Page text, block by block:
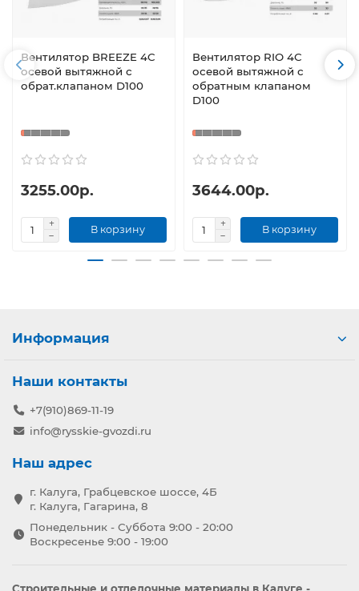
Вентилятор BREEZE 4C
осевой вытяжной с
обрат.клапаном D100
3255.00р.
В корзину
Вентилятор RIO 4С
осевой вытяжной с
обратным клапаном
D100
3644.00р.
В корзину
Информация
Наши контакты
+7(910)869-11-19
info@rysskie-gvozdi.ru
Наш адрес
г. Калуга, Грабцевское шоссе, 4Б
г. Калуга, Гагарина, 8
Понедельник - Суббота 9:00 - 20:00
Воскресенье 9:00 - 19:00